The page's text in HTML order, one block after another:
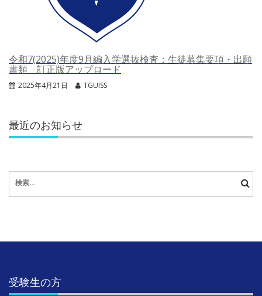
令和7(2025)年度9月編入学選抜検査：生徒募集要項・出願
書類 訂正版アップロード
2025年4月21日 TGUISS
最近のお知らせ
索:
受験生の方